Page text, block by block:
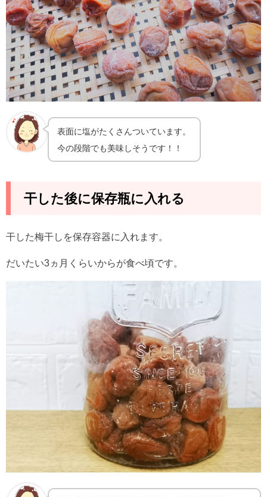
表面に塩がたくさんついています。
今の段階でも美味しそうです！！
干した後に保存瓶に入れる
干した梅干しを保存容器に入れます。
だいたい3ヵ月くらいからが食べ頃です。